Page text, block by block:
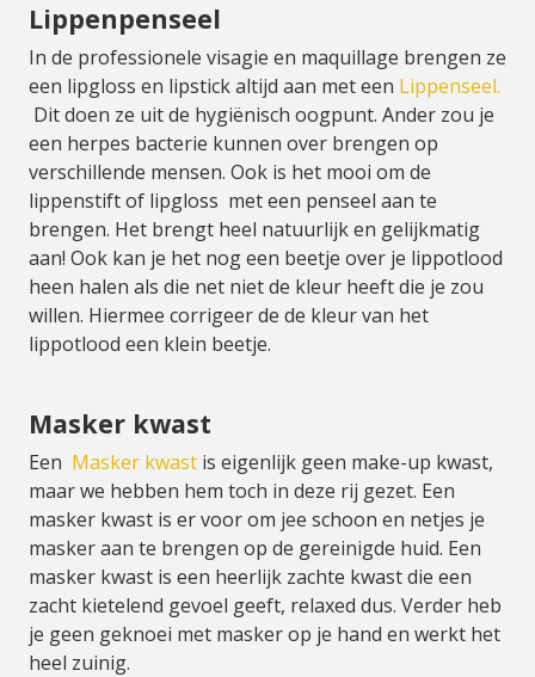
Lippenpenseel
In de professionele visagie en maquillage brengen ze
een lipgloss en lipstick altijd aan met een Lippenseel.
Dit doen ze uit de hygiënisch oogpunt. Ander zou je
een herpes bacterie kunnen over brengen op
verschillende mensen. Ook is het mooi om de
lippenstift of lipgloss met een penseel aan te
brengen. Het brengt heel natuurlijk en gelijkmatig
aan! Ook kan je het nog een beetje over je lippotlood
heen halen als die net niet de kleur heeft die je zou
willen. Hiermee corrigeer de de kleur van het
lippotlood een klein beetje.
Masker kwast
Een Masker kwast is eigenlijk geen make-up kwast,
maar we hebben hem toch in deze rij gezet. Een
masker kwast is er voor om jee schoon en netjes je
masker aan te brengen op de gereinigde huid. Een
masker kwast is een heerlijk zachte kwast die een
zacht kietelend gevoel geeft, relaxed dus. Verder heb
je geen geknoei met masker op je hand en werkt het
heel zuinig.